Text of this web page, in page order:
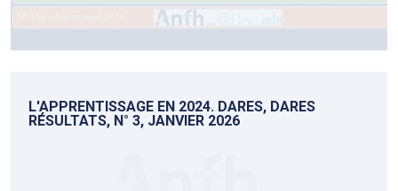
L'APPRENTISSAGE EN 2024. DARES, DARES
RÉSULTATS, N° 3, JANVIER 2026